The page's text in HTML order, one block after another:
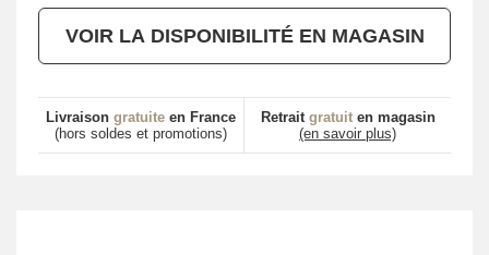
VOIR LA DISPONIBILITÉ EN MAGASIN
Livraison gratuite en France
(hors soldes et promotions)
Retrait gratuiten magasin
(en savoir plus)